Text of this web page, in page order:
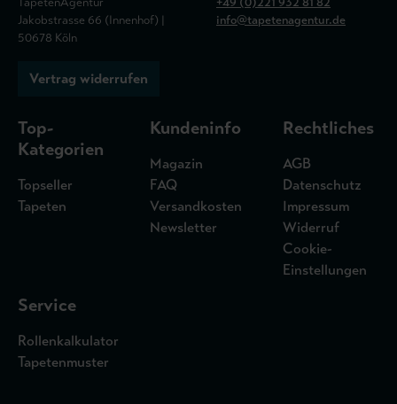
Jakobstrasse 66 (Innenhof) |
50678 Köln
info@tapetenagentur.de
Vertrag widerrufen
Top-
Kategorien
Topseller
Tapeten
Kundeninfo
Magazin
FAQ
Versandkosten
Newsletter
Rechtliches
AGB
Datenschutz
Impressum
Widerruf
Cookie-
Einstellungen
Service
Rollenkalkulator
Tapetenmuster